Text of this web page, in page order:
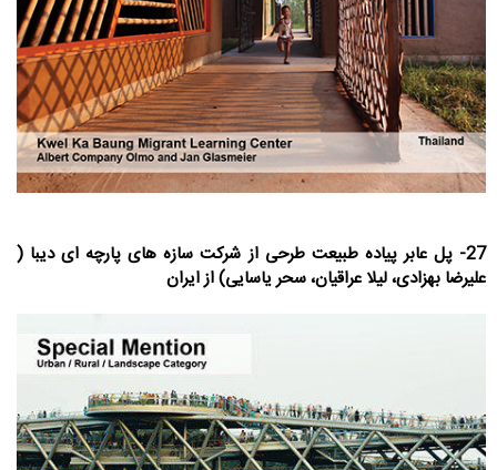
27- پل عابر پیاده طبیعت طرحی از شرکت سازه های پارچه ای دیبا (
علیرضا بهزادی، لیلا عراقیان، سحر یاسایی) از ایران